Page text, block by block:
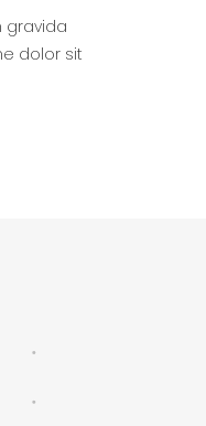
gravida
dolor sit